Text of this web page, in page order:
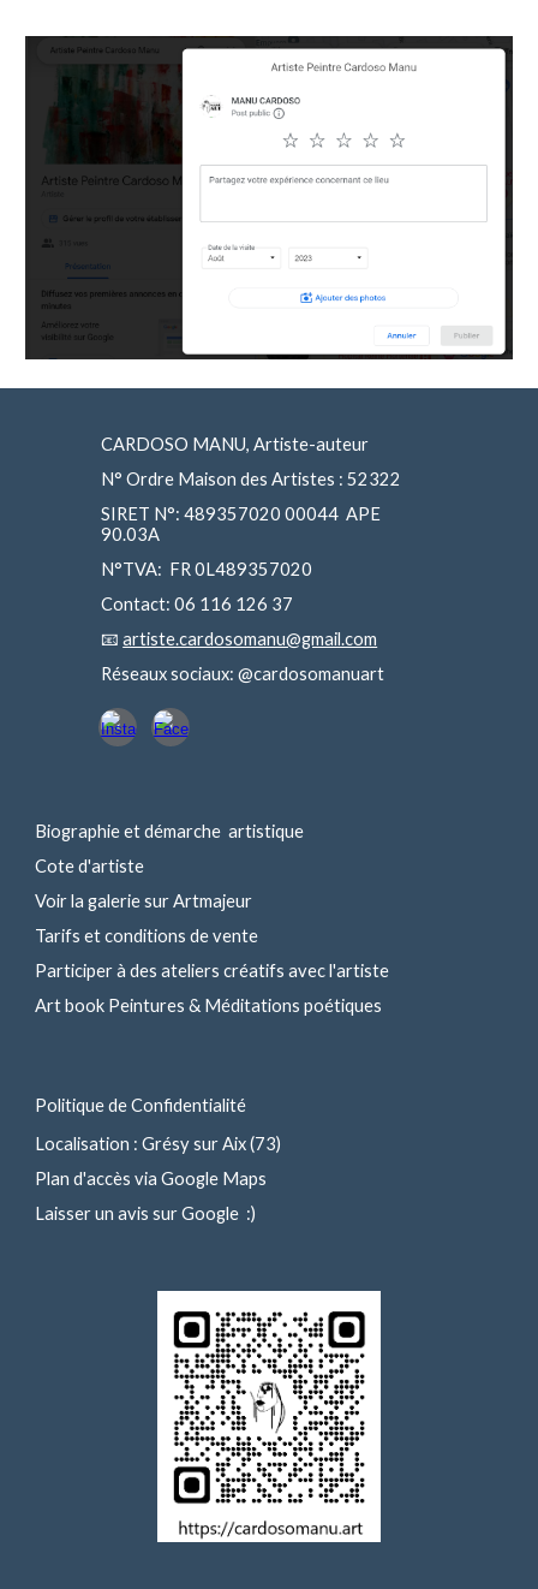
CARDOSO MANU, Artiste-auteur
N° Ordre Maison des Artistes : 52322
SIRET N°: 489357020 00044 APE
90.03A
N°TVA: FR 0L489357020
Contact: 06 116 126 37
📧artiste.cardosomanu@gmail.com
Réseaux sociaux: @cardosomanuart
Biographie et démarche artistique
Cote d'artiste
Voir la galerie sur Artmajeur
Tarifset conditions de vente
Participer à des ateliers créatifs avec l'artiste
Art book Peintures & Méditations poétiques
Politique de Confidentialité
Localisation : Grésy sur Aix (73)
Plan d'accès via Google Maps
Laisser un avis sur Google :)